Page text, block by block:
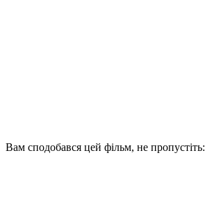
Вам сподобався цей фільм, не пропустіть: